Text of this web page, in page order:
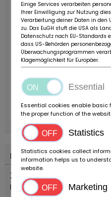
Umístění
Země
Itálie
Einige Services verarbeiten
Ihrer Einwilligung zur Nutzung
Verarbeitung deiner Daten in den
zu. Das EuGH stuft die USA als
Datenschutz nach EU-Standards
dass US-Behörden
Überwachungsprogrammen
Klagemöglichkeit für Europäer.
Essential
Essential cookies enable
the proper function of the
Statistics
Statistics cookies collect
information helps us to
website.
Marketing